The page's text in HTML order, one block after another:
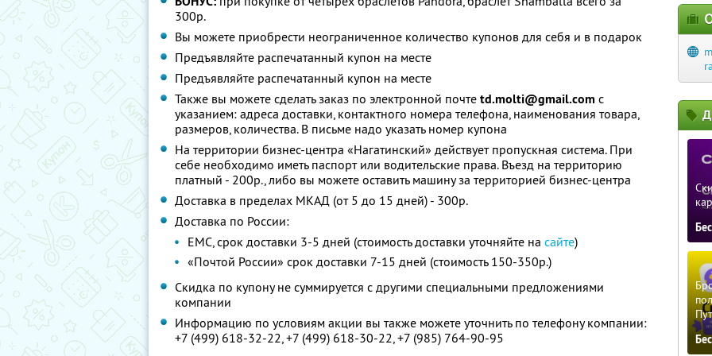
300р.
Вы можете приобрести неограниченное количество купонов для себя и в подарок
Предъявляйте распечатанный купон на месте
Предъявляйте распечатанный купон на месте
Также вы можете сделать заказ по электронной почте td.molti@gmail.com с
указанием: адреса доставки, контактного номера телефона, наименования товара,
размеров, количества. В письме надо указать номер купона
На территории бизнес-центра «Нагатинский» действует пропускная система. При
себе необходимо иметь паспорт или водительские права. Въезд на территорию
платный - 200р., либо вы можете оставить машину за территорией бизнес-центра
Доставка в пределах МКАД (от 5 до 15 дней) - 300р.
Доставка по России:
ЕМС, срок доставки 3-5 дней (стоимость доставки уточняйте на сайте)
«Почтой России» срок доставки 7-15 дней (стоимость 150-350р.)
Скидка по купону не суммируется с другими специальными предложениями
компании
Информацию по условиям акции вы также можете уточнить по телефону компании:
+7 (499) 618-32-22, +7 (499) 618-30-22, +7 (985) 764-90-95